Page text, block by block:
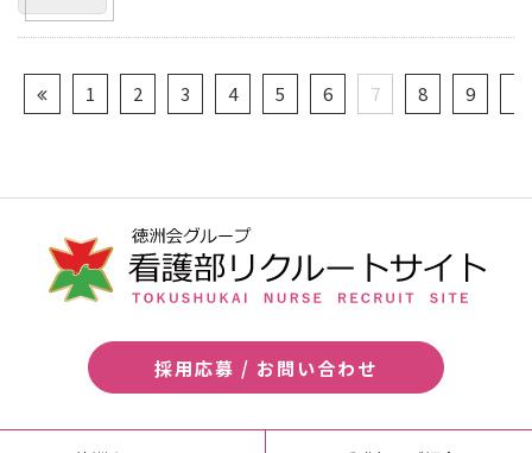
1 2 3 4 5 6 7 8 9
採用応募 / お問い合わせ